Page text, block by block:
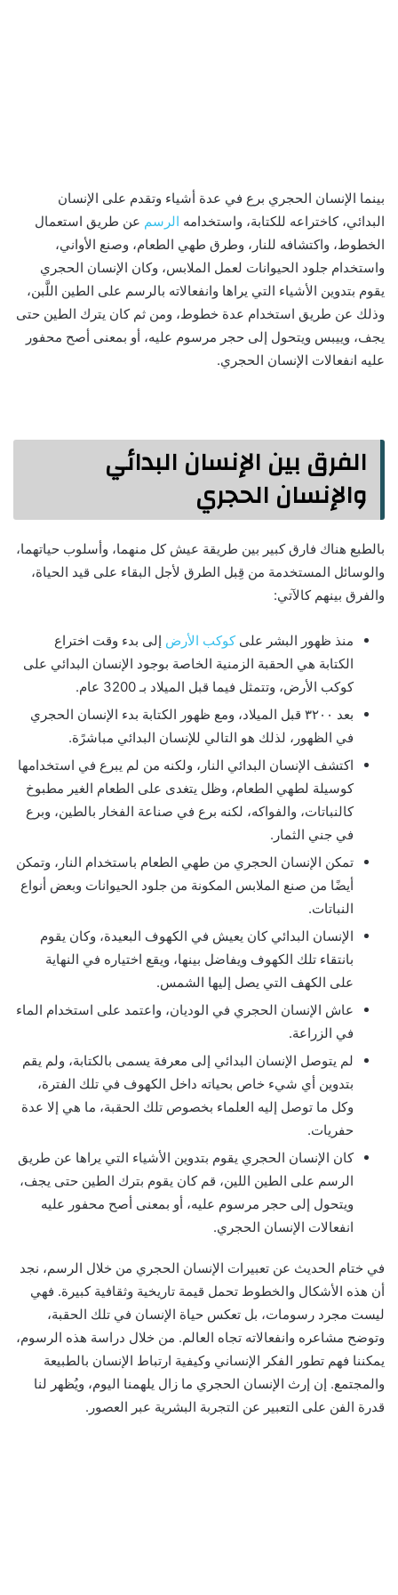
بينما الإنسان الحجري برع في عدة أشياء وتقدم على الإنسان
البدائي، كاختراعه للكتابة، واستخدامه الرسم عن طريق استعمال
الخطوط، واكتشافه للنار، وطرق طهي الطعام، وصنع الأواني،
واستخدام جلود الحيوانات لعمل الملابس، وكان الإنسان الحجري
يقوم بتدوين الأشياء التي يراها وانفعالاته بالرسم على الطين اللَّبن،
وذلك عن طريق استخدام عدة خطوط، ومن ثم كان يترك الطين حتى
يجف، وييبس ويتحول إلى حجر مرسوم عليه، أو بمعنى أصح محفور
عليه انفعالات الإنسان الحجري.
الفرق بين الإنسان البدائي
والإنسان الحجري
بالطبع هناك فارق كبير بين طريقة عيش كل منهما، وأسلوب حياتهما،
والوسائل المستخدمة من قِبل الطرق لأجل البقاء على قيد الحياة،
والفرق بينهم كالآتي:
منذ ظهور البشر علىكوكب الأرض إلى بدء وقت اختراع
الكتابة هي الحقبة الزمنية الخاصة بوجود الإنسان البدائي على
كوكب الأرض، وتتمثل فيما قبل الميلاد بـ 3200 عام.
بعد ٣٢٠٠ قبل الميلاد، ومع ظهور الكتابة بدء الإنسان الحجري
في الظهور، لذلك هو التالي للإنسان البدائي مباشرًة.
اكتشف الإنسان البدائي النار، ولكنه من لم يبرع في استخدامها
كوسيلة لطهي الطعام، وظل يتغدى على الطعام الغير مطبوخ
كالنباتات، والفواكه، لكنه برع في صناعة الفخار بالطين، وبرع
في جني الثمار.
تمكن الإنسان الحجري من طهي الطعام باستخدام النار، وتمكن
أيضًا من صنع الملابس المكونة من جلود الحيوانات وبعض أنواع
النباتات.
الإنسان البدائي كان يعيش في الكهوف البعيدة، وكان يقوم
بانتقاء تلك الكهوف ويفاضل بينها، ويقع اختياره في النهاية
على الكهف التي يصل إليها الشمس.
عاش الإنسان الحجري في الوديان، واعتمد على استخدام الماء
في الزراعة.
لم يتوصل الإنسان البدائي إلى معرفة يسمى بالكتابة، ولم يقم
بتدوين أي شيء خاص بحياته داخل الكهوف في تلك الفترة،
وكل ما توصل إليه العلماء بخصوص تلك الحقبة، ما هي إلا عدة
حفريات.
كان الإنسان الحجري يقوم بتدوين الأشياء التي يراها عن طريق
الرسم على الطين اللين، قم كان يقوم بترك الطين حتى يجف،
ويتحول إلى حجر مرسوم عليه، أو بمعنى أصح محفور عليه
انفعالات الإنسان الحجري.
في ختام الحديث عن تعبيرات الإنسان الحجري من خلال الرسم، نجد
أن هذه الأشكال والخطوط تحمل قيمة تاريخية وثقافية كبيرة. فهي
ليست مجرد رسومات، بل تعكس حياة الإنسان في تلك الحقبة،
وتوضح مشاعره وانفعالاته تجاه العالم. من خلال دراسة هذه الرسوم،
يمكننا فهم تطور الفكر الإنساني وكيفية ارتباط الإنسان بالطبيعة
والمجتمع. إن إرث الإنسان الحجري ما زال يلهمنا اليوم، ويُظهر لنا
قدرة الفن على التعبير عن التجربة البشرية عبر العصور.